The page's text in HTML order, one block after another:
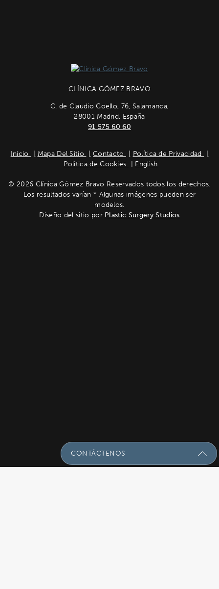
CLÍNICA GÓMEZ BRAVO
C. de Claudio Coello, 76, Salamanca,
28001 Madrid, España
91 575 60 60
Inicio Mapa Del Sitio Contacto
Política de Privacidad
Política de Cookies
English
© 2026 Clínica Gómez Bravo Reservados todos los derechos.
Los resultados varían * Algunas imágenes pueden ser
modelos.
Diseño del sitio por Plastic Surgery Studios
CONTÁCTENOS